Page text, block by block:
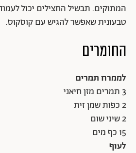
המתוקים. תבשיל החצילים יכול
טבעונית שאפשר להגיש עם קוסקוס.
החומרים
לממרח תמרים
3 תמרים מזן חיאני
2 כפות שמן זית
2 שיני שום
15 כף מים
לעוף